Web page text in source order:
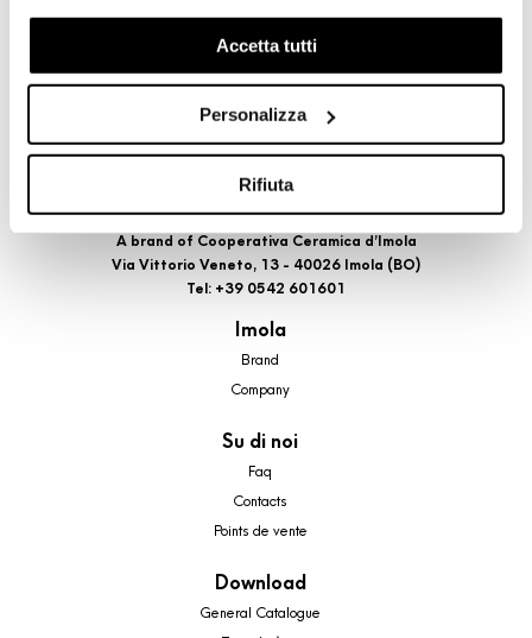
previo tuo consenso, per esaminare le tue abitudini di
navigazione e mostrarti quindi avvisi pubblicitari mirati, in
linea con le tue preferenze.
cookie di profilazione, selezionando uno dei bottoni sotto
riportati. Puoi avere maggiori dettagli visionando
l’Informativa estesa cookie. La chiusura del presente
banner comporterà il permanere dei soli cookie tecnici ed
analytics, per i quali non occorre il tuo consenso. Potrai
comunque modificare le tue scelte in qualsiasi momento,
accedendo al link presente nel footer.
Accetta tutti
Personalizza
Rifiuta
A brand of Cooperativa Ceramica d’Imola
Via Vittorio Veneto, 13 - 40026 Imola (BO)
Tel: +39 0542 601601
Imola
Brand
Company
Su di noi
Faq
Contacts
Points de vente
Download
General Catalogue